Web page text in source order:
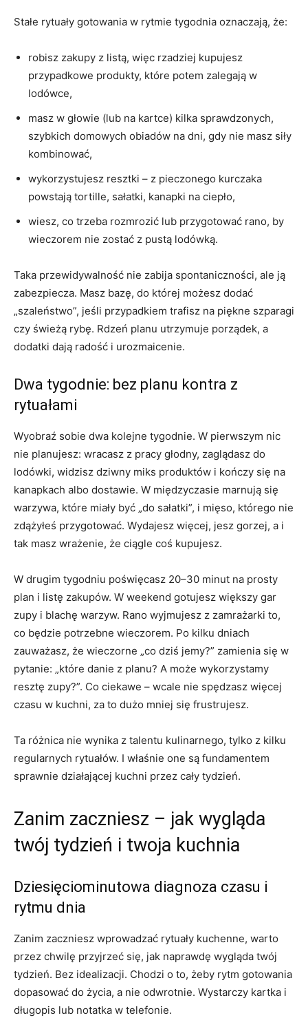
Stałe rytuały gotowania w rytmie tygodnia oznaczają, że:
robisz zakupy z listą, więc rzadziej kupujesz
przypadkowe produkty, które potem zalegają w
lodówce,
masz w głowie (lub na kartce) kilka sprawdzonych,
szybkich domowych obiadów na dni, gdy nie masz siły
kombinować,
wykorzystujesz resztki – z pieczonego kurczaka
powstają tortille, sałatki, kanapki na ciepło,
wiesz, co trzeba rozmrozić lub przygotować rano, by
wieczorem nie zostać z pustą lodówką.
Taka przewidywalność nie zabija spontaniczności, ale ją
zabezpiecza. Masz bazę, do której możesz dodać
„szaleństwo”, jeśli przypadkiem trafisz na piękne szparagi
czy świeżą rybę. Rdzeń planu utrzymuje porządek, a
dodatki dają radość i urozmaicenie.
Dwa tygodnie: bez planu kontra z
rytuałami
Wyobraź sobie dwa kolejne tygodnie. W pierwszym nic
nie planujesz: wracasz z pracy głodny, zaglądasz do
lodówki, widzisz dziwny miks produktów i kończy się na
kanapkach albo dostawie. W międzyczasie marnują się
warzywa, które miały być „do sałatki”, i mięso, którego nie
zdążyłeś przygotować. Wydajesz więcej, jesz gorzej, a i
tak masz wrażenie, że ciągle coś kupujesz.
W drugim tygodniu poświęcasz 20–30 minut na prosty
plan i listę zakupów. W weekend gotujesz większy gar
zupy i blachę warzyw. Rano wyjmujesz z zamrażarki to,
co będzie potrzebne wieczorem. Po kilku dniach
zauważasz, że wieczorne „co dziś jemy?” zamienia się w
pytanie: „które danie z planu? A może wykorzystamy
resztę zupy?”. Co ciekawe – wcale nie spędzasz więcej
czasu w kuchni, za to dużo mniej się frustrujesz.
Ta różnica nie wynika z talentu kulinarnego, tylko z kilku
regularnych rytuałów. I właśnie one są fundamentem
sprawnie działającej kuchni przez cały tydzień.
Zanim zaczniesz – jak wygląda
twój tydzień i twoja kuchnia
Dziesięciominutowa diagnoza czasu i
rytmu dnia
Zanim zaczniesz wprowadzać rytuały kuchenne, warto
przez chwilę przyjrzeć się, jak naprawdę wygląda twój
tydzień. Bez idealizacji. Chodzi o to, żeby rytm gotowania
dopasować do życia, a nie odwrotnie. Wystarczy kartka i
długopis lub notatka w telefonie.